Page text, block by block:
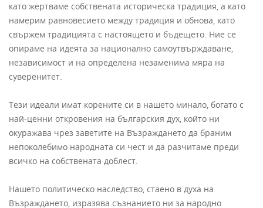
като жертваме собствената историческа традиция, а като
намерим равновесието между традиция и обнова, като
свържем традицията с настоящето и бъдещето. Ние се
опираме на идеята за национално самоутвърждаване,
независимост и на определена незаменима мяра на
суверенитет.
Тези идеали имат корените си в нашето минало, богато с
най-ценни откровения на българския дух, който ни
окуражава чрез заветите на Възраждането да браним
непоколебимо народната си чест и да разчитаме преди
всичко на собствената доблест.
Нашето политическо наследство, стаено в духа на
Възраждането, изразява съзнанието ни за народно